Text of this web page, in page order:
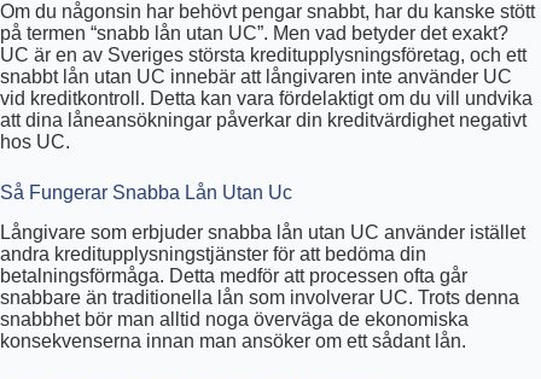
Om du någonsin har behövt pengar snabbt, har du kanske stött
på termen “snabb lån utan UC”. Men vad betyder det exakt?
UC är en av Sveriges största kreditupplysningsföretag, och ett
snabbt lån utan UC innebär att långivaren inte använder UC
vid kreditkontroll. Detta kan vara fördelaktigt om du vill undvika
att dina låneansökningar påverkar din kreditvärdighet negativt
hos UC.
Så Fungerar Snabba Lån Utan Uc
Långivare som erbjuder snabba lån utan UC använder istället
andra kreditupplysningstjänster för att bedöma din
betalningsförmåga. Detta medför att processen ofta går
snabbare än traditionella lån som involverar UC. Trots denna
snabbhet bör man alltid noga överväga de ekonomiska
konsekvenserna innan man ansöker om ett sådant lån.